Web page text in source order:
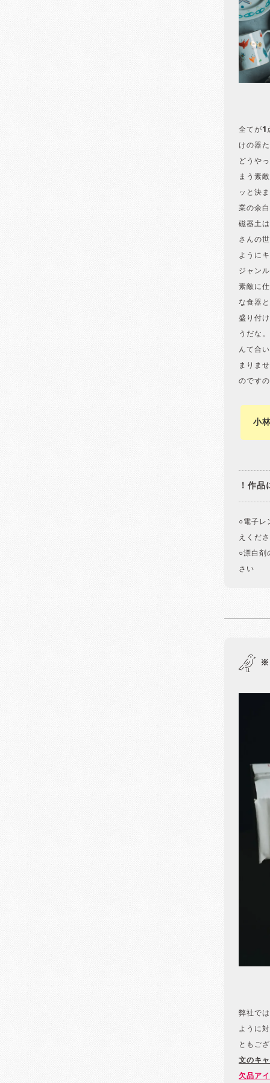
全てが1
けの器
どうや
まう素
ッと決
業の余
磁器土
さんの
ように
ジャン
素敵に
な食器
盛り付
うだな
んて合
まりま
のです
小
！作品
○電子レ
えくだ
○漂白剤
さい
※
弊社で
ように
ともご
文のキ
欠品ア